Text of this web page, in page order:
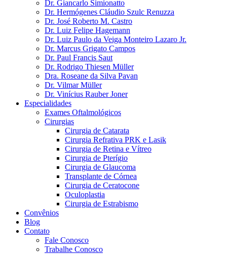
Dr. Giancarlo Simionatto
Dr. Hermógenes Cláudio Szulc Renuzza
Dr. José Roberto M. Castro
Dr. Luiz Felipe Hagemann
Dr. Luiz Paulo da Veiga Monteiro Lazaro Jr.
Dr. Marcus Grigato Campos
Dr. Paul Francis Saut
Dr. Rodrigo Thiesen Müller
Dra. Roseane da Silva Pavan
Dr. Vilmar Müller
Dr. Vinícius Rauber Joner
Especialidades
Exames Oftalmológicos
Cirurgias
Cirurgia de Catarata
Cirurgia Refrativa PRK e Lasik
Cirurgia de Retina e Vítreo
Cirurgia de Pterígio
Cirurgia de Glaucoma
Transplante de Córnea
Cirurgia de Ceratocone
Oculoplastia
Cirurgia de Estrabismo
Convênios
Blog
Contato
Fale Conosco
Trabalhe Conosco